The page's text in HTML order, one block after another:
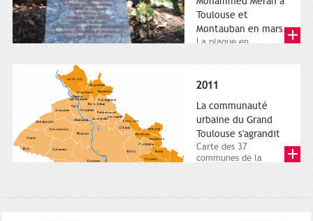
Toulouse et
Montauban en mars.
La plaque en
Charles-de-Gaulle.
2011
La communauté
urbaine du Grand
Toulouse s'agrandit
Carte des 37
communes de la